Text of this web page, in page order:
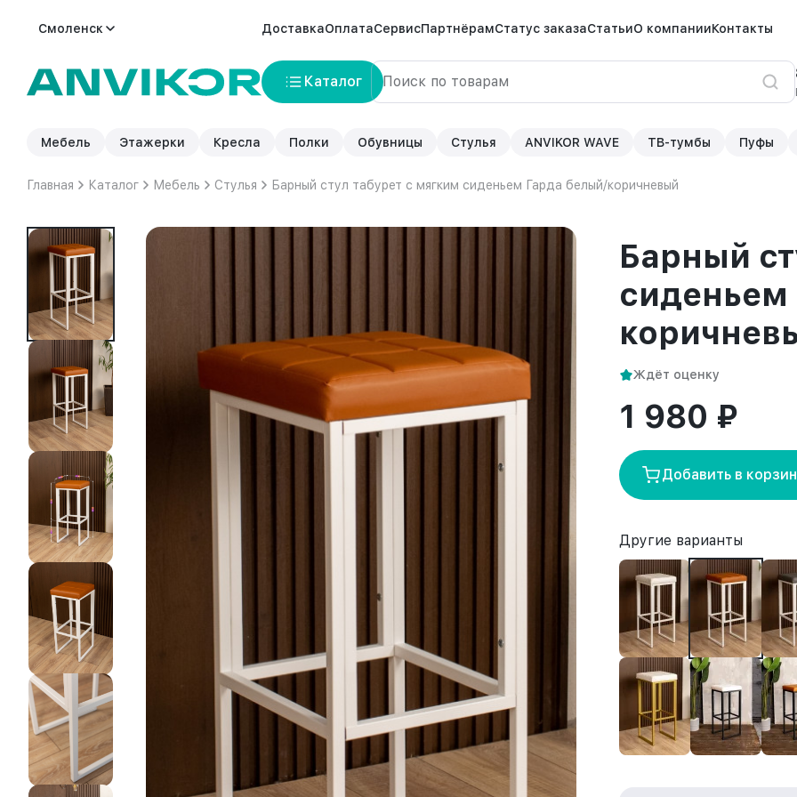
Смоленск ДоставкаОплатаСервисПартнёрамСтатус заказаСтатьиО компанииКонтакты
Каталог
Мебель Этажерки Кресла Полки Обувницы Стулья ANVIKOR WAVE ТВ-тумбы Пуфы
Главная Каталог Мебель Стулья Барный стул табурет с мягким сиденьем Гарда белый/коричневый
Барный
Ждёт оценку
1 980 ₽
Добавить в
Другие варианты